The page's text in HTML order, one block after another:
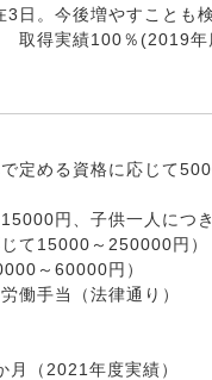
日。今後増やすことも検
得実績100％(2019年
定める資格に応じて
円、子供一人につ
て15000～250000円）
～60000円）
働手当（法律通り）
（2021年度実績）